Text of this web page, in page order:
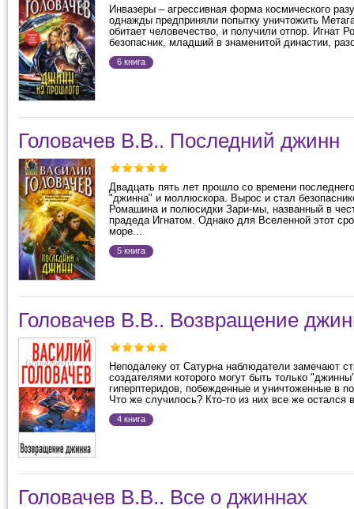
Инвазеры – агрессивная форма космического
однажды предприняли попытку уничтожить
обитает человечество, и получили отпор. Игнат
безопасник, младший в знаменитой династии,
6 книга
Головачев В.В.. Последний джинн
Двадцать пять лет прошло со времени
"джинна" и моллюскора. Вырос и стал
Ромашина и полюсидки Зари-мы, названный в
прадеда Игнатом. Однако для Вселенной этот
море...
5 книга
Головачев В.В.. Возвращение
Неподалеку от Сатурна наблюдатели замечают
создателями которого могут быть только
гиперптеридов, побежденные и уничтоженные в
Что же случилось? Кто-то из них все же остался
4 книга
Головачев В.В.. Все о джиннах